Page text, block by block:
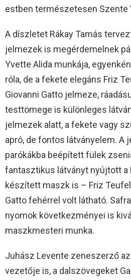
estben természetesen Szente
A díszletet Rákay Tamás
jelmezek is megérdemelnek
Yvette Alida munkája,
róla, de a fekete elegáns Friz
Giovanni Gatto jelmeze,
testtömege is különleges
jelmezek alatt, a fekete vagy
apró, de fontos látványelem. A
parókákba beépített fülek
fantasztikus látványt nyújtott a
készített maszk is – Friz
Gatto fehérrel volt látható.
nyomok következményei is
maszkmesteri munka.
Juhász Levente zeneszerző
vezetője is, a dalszövegeket